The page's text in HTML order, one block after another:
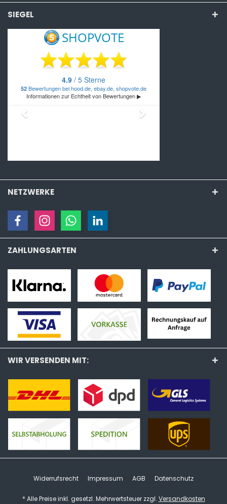
SIEGEL
NETZWERKE
ZAHLUNGSARTEN
WIR VERSENDEN MIT:
Widerrufsrecht Impressum AGB Datenschutz
* Alle Preise inkl. gesetzl. Mehrwertsteuer zzgl. Versandkosten